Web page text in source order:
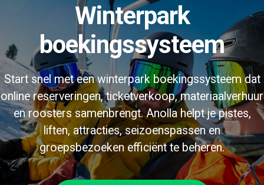
Winterpark
boekingssysteem
Start snel met een winterpark boekingssysteem dat
online reserveringen, ticketverkoop, materiaalverhuur
en roosters samenbrengt. Anolla helpt je pistes,
liften, attracties, seizoenspassen en
groepsbezoeken efficiënt te beheren.